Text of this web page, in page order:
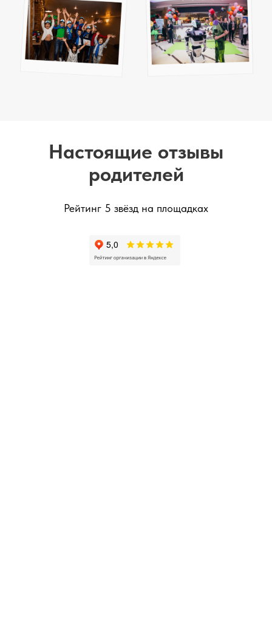
Настоящие отзывы
родителей
Смотреть все
Рейтинг 5 звёзд на площадках